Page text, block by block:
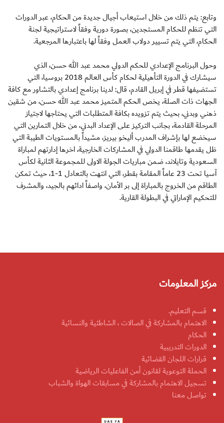
وتابع: يتم ذلك من خلال استيعاب أجيال جديدة من الحكام، عبر الدورات
التي تنظم للحكام المستجدين، بصورة دورية وفقاً لاستراتيجية لجنة
الحكام، التي يتم تسيير دولاب العمل وفقاً لها باعتبارها المرجعية.
وحول البرنامج الإعدادي للحكم الدولي محمد عبد الله حسن، الذي
سيشارك في الدورة التأهيلية لحكام كأس العالم 2018 بروسيا، التي
تستضيفها قطر في إبريل القادم، قال: لدينا برنامج إعدادي بالتشاور مع كافة
الجهات ذات الصلة، يخص الحكم المتميز محمد عبد الله حسن، من شقين
ذهني وبدني، بحيث يتم تزويده بكافة المتطلبات التي يحتاجها لاجتياز
المرحلة القادمة، بجانب التركيز على الإعداد البدني، من خلال التمارين التي
سيخضع لها بإشراف المدرب أليخو بيريز، مشيداً بالمستويات الطيبة التي
ظل يقدمها طاقمنا الدولي في المشاركات الخارجية، اخرها إدارتهم لمباراة
السعودية وتايلاند، ضمن مباريات الجولة الاولى للمجموعة الثانية لكأس
آسيا تحت 23 عاماً المقامة بقطر، التي انتهت بالتعادل 1-1، حيث تمكن
الطاقم من الخروج بالمباراة إلى بر الأمان، واصفاً ادائهم بالجيد، والمشرف
للتحكيم الإماراتي في البطولة القارية.
مركز المعلومات
قسم التعليم.
الاهتمام بالمشاركة في الصالات ، الشاطئية والنسائية
الحكام
الدورات التدريبية
قرارات اللجان القضائية
الحملة التوعوية لقانون أمن الفاعليات الرياضية
تسجيل الاهتمام بالمشاركة في مسابقات الهواة والشباب
تواصل معنا